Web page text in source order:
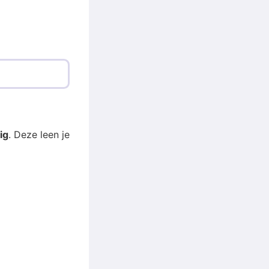
. Deze leen je